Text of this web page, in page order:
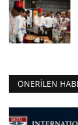
ÖNERILEN